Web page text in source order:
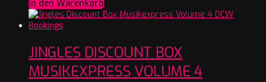
In den Warenkorb
JINGLES DISCOUNT BOX
MUSIKEXPRESS VOLUME 4